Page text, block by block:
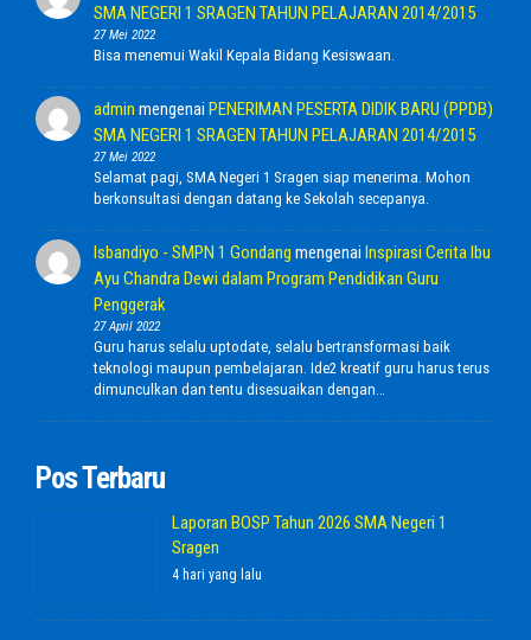
SMA NEGERI 1 SRAGEN TAHUN PELAJARAN 2014/2015
27 Mei 2022
Bisa menemui Wakil Kepala Bidang Kesiswaan.
admin mengenai PENERIMAN PESERTA DIDIK BARU (PPDB)
SMA NEGERI 1 SRAGEN TAHUN PELAJARAN 2014/2015
27 Mei 2022
Selamat pagi, SMA Negeri 1 Sragen siap menerima. Mohon
berkonsultasi dengan datang ke Sekolah secepanya.
Isbandiyo - SMPN 1 Gondang mengenai Inspirasi Cerita Ibu
Ayu Chandra Dewi dalam Program Pendidikan Guru
Penggerak
27 April 2022
Guru harus selalu uptodate, selalu bertransformasi baik
teknologi maupun pembelajaran. Ide2 kreatif guru harus terus
dimunculkan dan tentu disesuaikan dengan…
Pos Terbaru
Laporan BOSP Tahun 2026 SMA Negeri 1
Sragen
4 hari yang lalu